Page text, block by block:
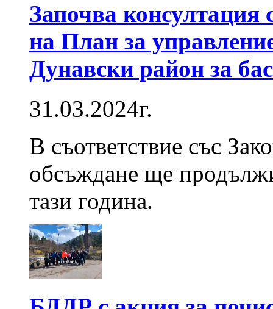
Започва консултация
на План за
Дунавски район за
31.03.2024г.
В съответствие със
обсъждане ще
тази година.